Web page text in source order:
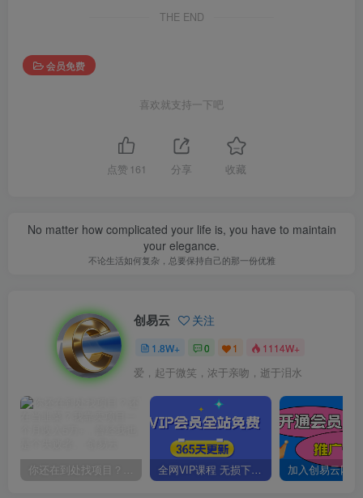
THE END
会员免费
喜欢就支持一下吧
点赞 161 分享 收藏
No matter how complicated your life is, you have to maintain
your elegance.
不论生活如何复杂，总要保持自己的那一份优雅
创易云 关注
1.8W+ 0 1 1114W+
爱，起于微笑，浓于亲吻，逝于泪水
你还在到处找项目？还在当韭菜？我靠卖项目一个月收入5万+，曾经我也是个失败者。 全网VIP课程 无损下载~